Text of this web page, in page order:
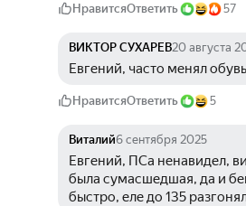
НравитсяОтветить 57
ВИКТОР СУХАРЕВ20 августа
Евгений, часто менял
НравитсяОтветить 5
Виталий6 сентября 2025
Евгений, ПСа ненавидел,
была сумасшедшая, да и
быстро, еле до 135